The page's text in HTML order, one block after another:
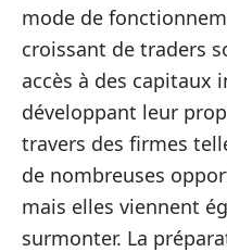
mode de
croissant de traders
accès à des capitaux
développant leur
travers des firmes
de nombreuses
mais elles viennent
surmonter. La